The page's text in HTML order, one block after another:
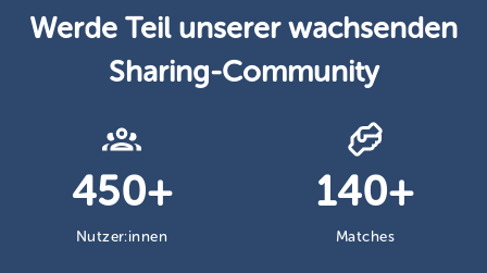
Werde Teil unserer wachsenden
Sharing-Community
450+
Nutzer:innen
140+
Matches